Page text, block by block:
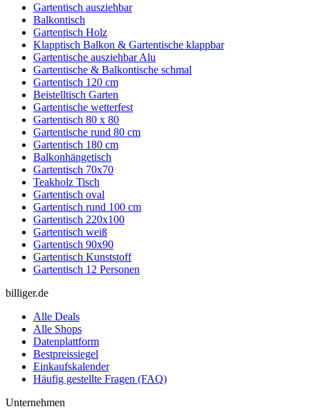
Gartentisch ausziehbar
Balkontisch
Gartentisch Holz
Klapptisch Balkon & Gartentische klappbar
Gartentische ausziehbar Alu
Gartentische & Balkontische schmal
Gartentisch 120 cm
Beistelltisch Garten
Gartentische wetterfest
Gartentisch 80 x 80
Gartentische rund 80 cm
Gartentisch 180 cm
Balkonhängetisch
Gartentisch 70x70
Teakholz Tisch
Gartentisch oval
Gartentisch rund 100 cm
Gartentisch 220x100
Gartentisch weiß
Gartentisch 90x90
Gartentisch Kunststoff
Gartentisch 12 Personen
billiger.de
Alle Deals
Alle Shops
Datenplattform
Bestpreissiegel
Einkaufskalender
Häufig gestellte Fragen (FAQ)
Unternehmen